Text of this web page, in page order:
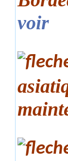
voir